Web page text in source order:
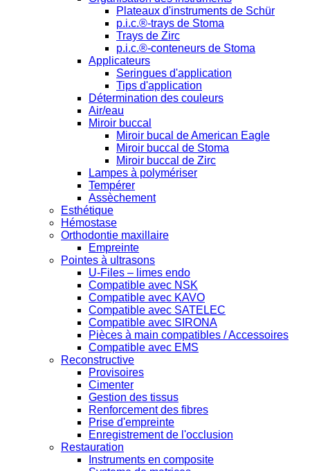
Plateaux d'instruments de Schür
p.i.c.®-trays de Stoma
Trays de Zirc
p.i.c.®-conteneurs de Stoma
Applicateurs
Seringues d'application
Tips d'application
Détermination des couleurs
Air/eau
Miroir buccal
Miroir bucal de American Eagle
Miroir buccal de Stoma
Miroir buccal de Zirc
Lampes à polymériser
Tempérer
Assèchement
Esthétique
Hémostase
Orthodontie maxillaire
Empreinte
Pointes à ultrasons
U-Files – limes endo
Compatible avec NSK
Compatible avec KAVO
Compatible avec SATELEC
Compatible avec SIRONA
Pièces à main compatibles / Accessoires
Compatible avec EMS
Reconstructive
Provisoires
Cimenter
Gestion des tissus
Renforcement des fibres
Prise d'empreinte
Enregistrement de l'occlusion
Restauration
Instruments en composite